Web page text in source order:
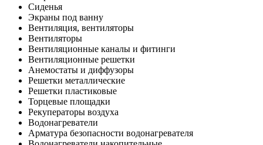
Сиденья
Экраны под ванну
Вентиляция, вентиляторы
Вентиляторы
Вентиляционные каналы и фитинги
Вентиляционные решетки
Анемостаты и диффузоры
Решетки металлические
Решетки пластиковые
Торцевые площадки
Рекуператоры воздуха
Водонагреватели
Арматура безопасности водонагревателя